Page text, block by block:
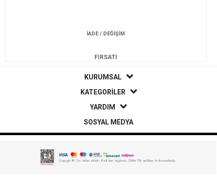
İADE / DEĞİŞİM
FIRSATI
KURUMSAL
KATEGORİLER
YARDIM
SOSYAL MEDYA